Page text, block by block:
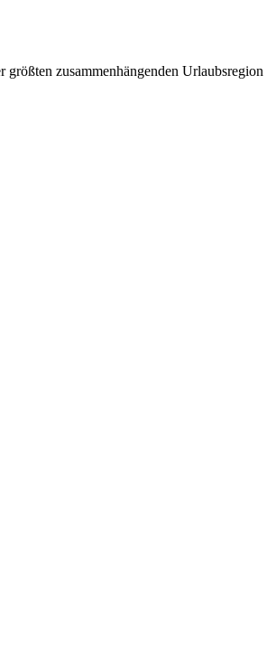
zusammenhängenden Urlaubsregion